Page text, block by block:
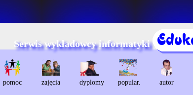
Serwis wykładowcy informatyki
pomoc zajęcia dyplomy popular. autor